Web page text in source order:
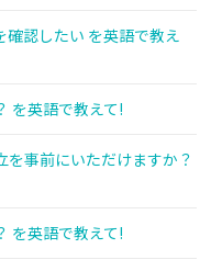
確認したい を英語で教え
を英語で教えて!
事前にいただけますか？
を英語で教えて!